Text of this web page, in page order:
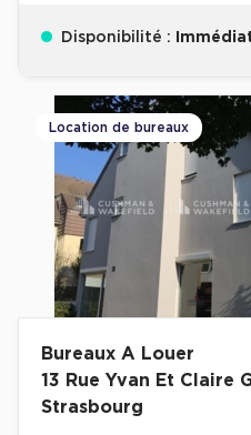
Disponibilité :
Location de bureaux
Bureaux A Louer
13 Rue Yvan Et Claire
Strasbourg